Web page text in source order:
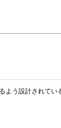
う設計されて